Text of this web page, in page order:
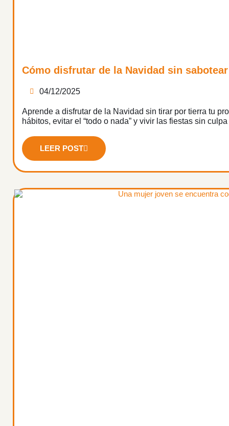
Cómo disfrutar de la Navidad sin
04/12/2025
Aprende a disfrutar de la Navidad sin tirar por tierra tu
hábitos, evitar el “todo o nada” y vivir las fiestas sin
LEER POST